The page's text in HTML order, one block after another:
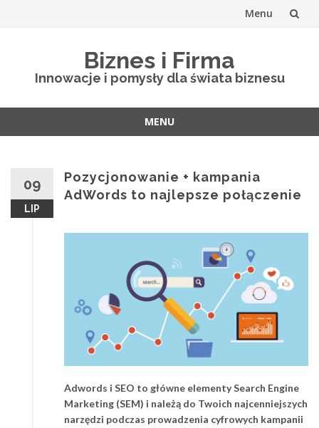
Menu
Biznes i Firma
Innowacje i pomysły dla świata biznesu
MENU
09
LIP
Pozycjonowanie + kampania
AdWords to najlepsze połączenie
Adwords i SEO to główne elementy Search Engine
Marketing (SEM) i należą do Twoich najcenniejszych
narzędzi podczas prowadzenia cyfrowych kampanii